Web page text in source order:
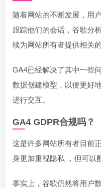
随着网站的不断发展，用
跟踪他们的会话，谷歌分
续为网站所有者提供相关的
GA4已经解决了其中一些
数据创建模型，以便更好
进行交互。
GA4 GDPR合规吗？
这是许多网站所有者目前
身更加重视隐私 ，但可以
事实上，谷歌仍然将用户